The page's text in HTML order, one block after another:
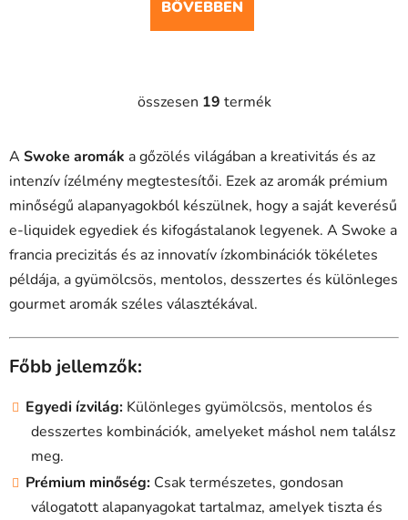
BŐVEBBEN
L
s
t
a
i
r
á
n
y
í
t
l
e
i
összesen 19 termék
A Swoke aromák a gőzölés világában a kreativitás és az
intenzív ízélmény megtestesítői. Ezek az aromák prémium
minőségű alapanyagokból készülnek, hogy a saját keverésű
e-liquidek egyediek és kifogástalanok legyenek. A Swoke a
francia precizitás és az innovatív ízkombinációk tökéletes
példája, a gyümölcsös, mentolos, desszertes és különleges
gourmet aromák széles választékával.
Főbb jellemzők:
Egyedi ízvilág: Különleges gyümölcsös, mentolos és
desszertes kombinációk, amelyeket máshol nem találsz
meg.
Prémium minőség: Csak természetes, gondosan
válogatott alapanyagokat tartalmaz, amelyek tiszta és